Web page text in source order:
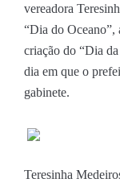
vereadora
“Dia do Oceano”,
criação do “Dia
dia em que o
gabinete.
Teresinha